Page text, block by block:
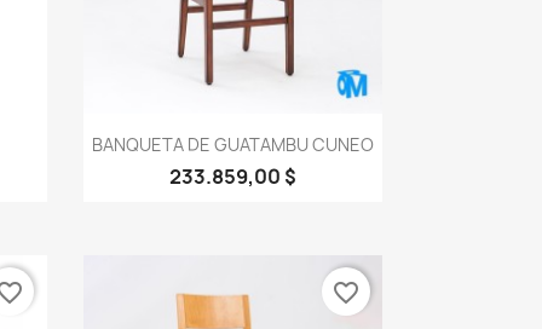
Vista rápida
BANQUETA DE GUATAMBU CUNEO
233.859,00 $
favorite_border